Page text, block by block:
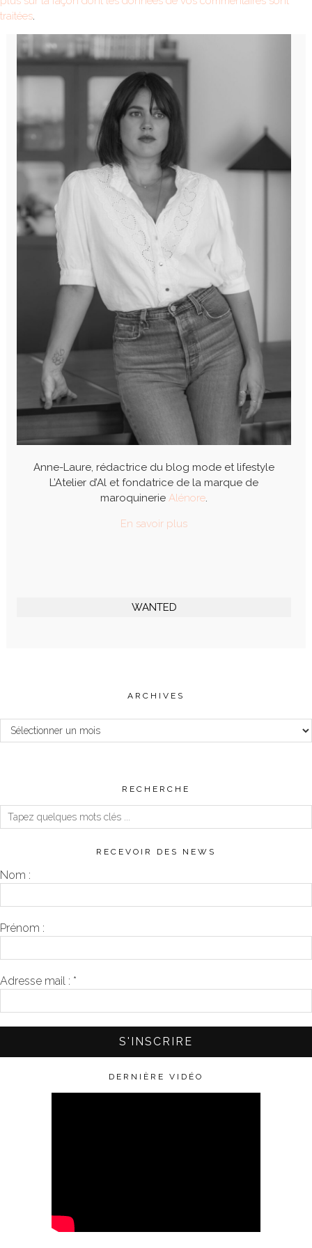
traitées.
Anne-Laure, rédactrice du blog mode et lifestyle
L’Atelier d’Al et fondatrice de la marque de
maroquinerie Alénore.
En savoir plus
WANTED
ARCHIVES
Archives
RECHERCHE
RECEVOIR DES NEWS
Nom :
Prénom :
Adresse mail : *
DERNIÈRE VIDÉO